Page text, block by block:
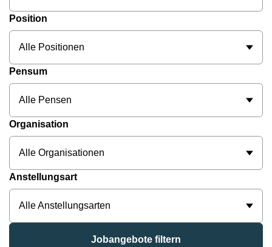
Position
Alle Positionen
Pensum
Alle Pensen
Organisation
Alle Organisationen
Anstellungsart
Alle Anstellungsarten
Jobangebote filtern